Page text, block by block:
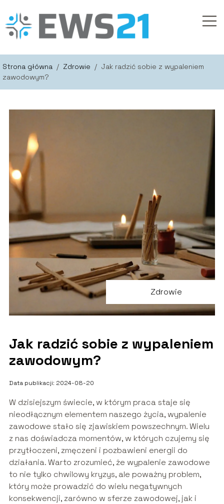
Strona główna / Zdrowie / Jak radzić sobie z wypaleniem
zawodowym?
Zdrowie
Jak radzić sobie z wypaleniem
zawodowym?
Data publikacji: 2024-08-20
W dzisiejszym świecie, w którym praca staje się
nieodłącznym elementem naszego życia, wypalenie
zawodowe stało się zjawiskiem powszechnym. Wielu
z nas doświadcza momentów, w których czujemy się
przytłoczeni, zmęczeni i pozbawieni energii do
działania. Warto zrozumieć, że wypalenie zawodowe
to nie tylko chwilowy kryzys, ale poważny problem,
który może prowadzić do wielu negatywnych
konsekwencji, zarówno w sferze zawodowej, jak i